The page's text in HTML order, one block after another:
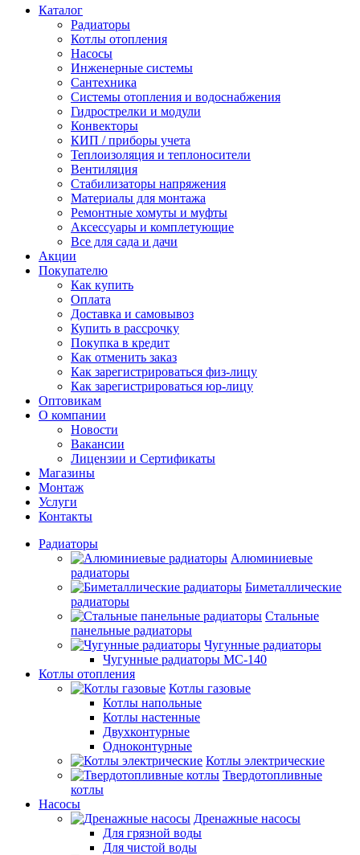
Каталог
Радиаторы
Котлы отопления
Насосы
Инженерные системы
Сантехника
Системы отопления и водоснабжения
Гидрострелки и модули
Конвекторы
КИП / приборы учета
Теплоизоляция и теплоносители
Вентиляция
Стабилизаторы напряжения
Материалы для монтажа
Ремонтные хомуты и муфты
Аксессуары и комплетующие
Все для сада и дачи
Акции
Покупателю
Как купить
Оплата
Доставка и самовывоз
Купить в рассрочку
Покупка в кредит
Как отменить заказ
Как зарегистрироваться физ-лицу
Как зарегистрироваться юр-лицу
Оптовикам
О компании
Новости
Вакансии
Лицензии и Сертификаты
Магазины
Монтаж
Услуги
Контакты
Радиаторы
Алюминиевые
радиаторы
Биметаллические
радиаторы
Стальные
панельные радиаторы
Чугунные радиаторы
Чугунные радиаторы МС-140
Котлы отопления
Котлы газовые
Котлы напольные
Котлы настенные
Двухконтурные
Одноконтурные
Котлы электрические
Твердотопливные
котлы
Насосы
Дренажные насосы
Для грязной воды
Для чистой воды